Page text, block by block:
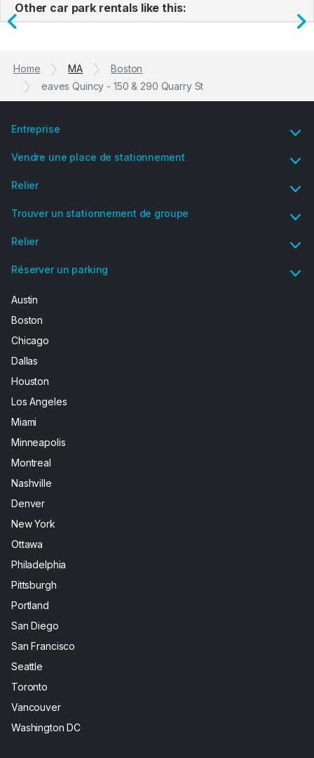
Other car park rentals like this:
Previous
Home MA
Boston
eaves Quincy - 150 & 290 Quarry St
Entreprise
Vendre une place de stationnement
Relier
Trouver un stationnement de groupe
Relier
Réserver un parking
Austin
Boston
Chicago
Dallas
Houston
Los Angeles
Miami
Minneapolis
Montreal
Nashville
Denver
New York
Ottawa
Philadelphia
Pittsburgh
Portland
San Diego
San Francisco
Seattle
Toronto
Vancouver
Washington DC